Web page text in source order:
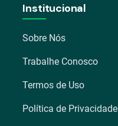
Institucional
Sobre Nós
Trabalhe Conosco
Termos de Uso
Política de Privacidade